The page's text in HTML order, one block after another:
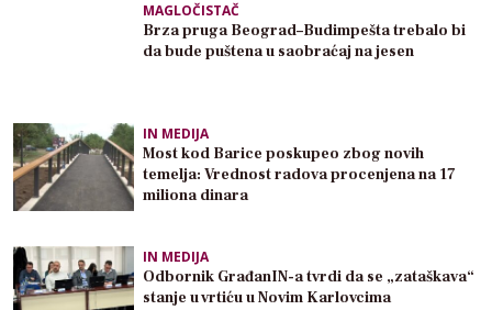
MAGLOČISTAČ
Brza pruga Beograd–Budimpešta trebalo bi
da bude puštena u saobraćaj na jesen
IN MEDIJA
Most kod Barice poskupeo zbog novih
temelja: Vrednost radova procenjena na 17
miliona dinara
IN MEDIJA
Odbornik GrađanIN-a tvrdi da se „zataškava“
stanje u vrtiću u Novim Karlovcima